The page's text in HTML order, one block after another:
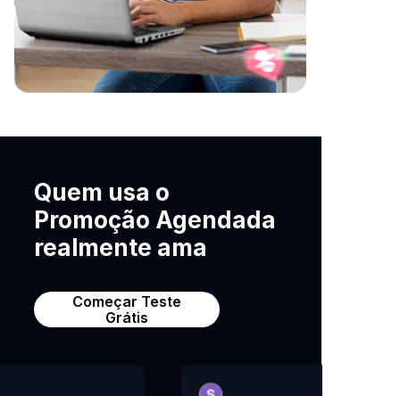
Quem usa o
Promoção Agendada
realmente ama
Começar Teste
Grátis